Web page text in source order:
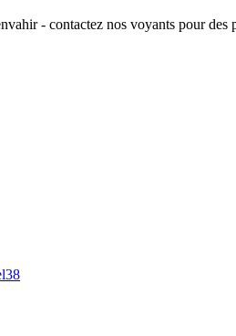
- contactez nos voyants pour
38